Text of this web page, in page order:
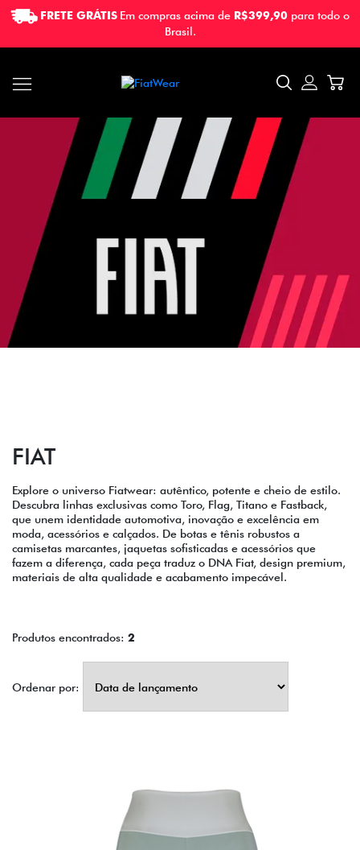
FRETE GRÁTIS Em compras acima de R$399,90 para todo o
Brasil.
FRETE GRÁTIS Em compras acima de R$399,90 para todo o
Brasil.
FIAT
Explore o universo Fiatwear: autêntico, potente e cheio de estilo.
Descubra linhas exclusivas como Toro, Flag, Titano e Fastback,
que unem identidade automotiva, inovação e excelência em
moda, acessórios e calçados. De botas e tênis robustos a
camisetas marcantes, jaquetas sofisticadas e acessórios que
fazem a diferença, cada peça traduz o DNA Fiat, design premium,
materiais de alta qualidade e acabamento impecável.
Produtos encontrados: 2
Ordenar por: